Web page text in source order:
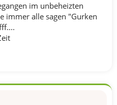
im unbeheizten
immer alle sagen "Gurken